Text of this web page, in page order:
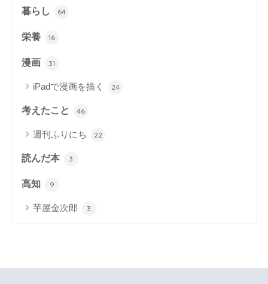
暮らし 64
栄養 16
漫画 31
iPadで漫画を描く 24
考えたこと 46
週刊ふりにち 22
読んだ本 3
高知 9
芋屋金次郎 3